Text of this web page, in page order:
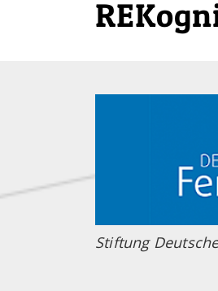
Stiftung